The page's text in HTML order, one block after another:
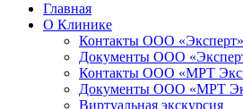
Главная
О Клинике
Контакты ООО «Эксперт»
Документы ООО
Контакты ООО «МРТ
Документы ООО «МРТ
Виртуальная экскурсия